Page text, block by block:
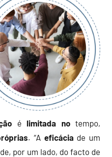
é limitada notempo,
. “A eficáciade um
por um lado, do facto de